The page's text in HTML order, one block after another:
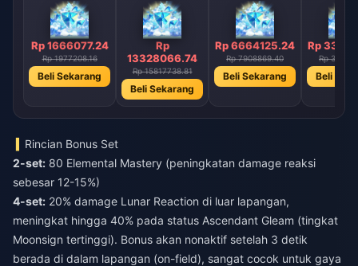
Rp 1666077.24
Rp 1977208.16
Beli Sekarang
Rp
13328066.74
Rp 15817738.81
Beli Sekarang
Rp 6664125.24
Rp 7908869.40
Beli Sekarang
Rp
Rp
Beli
Rincian Bonus Set
2-set: 80 Elemental Mastery (peningkatan damage reaksi
sebesar 12-15%)
4-set: 20% damage Lunar Reaction di luar lapangan,
meningkat hingga 40% pada status Ascendant Gleam (tingkat
Moonsign tertinggi). Bonus akan nonaktif setelah 3 detik
berada di dalam lapangan (on-field), sangat cocok untuk gaya